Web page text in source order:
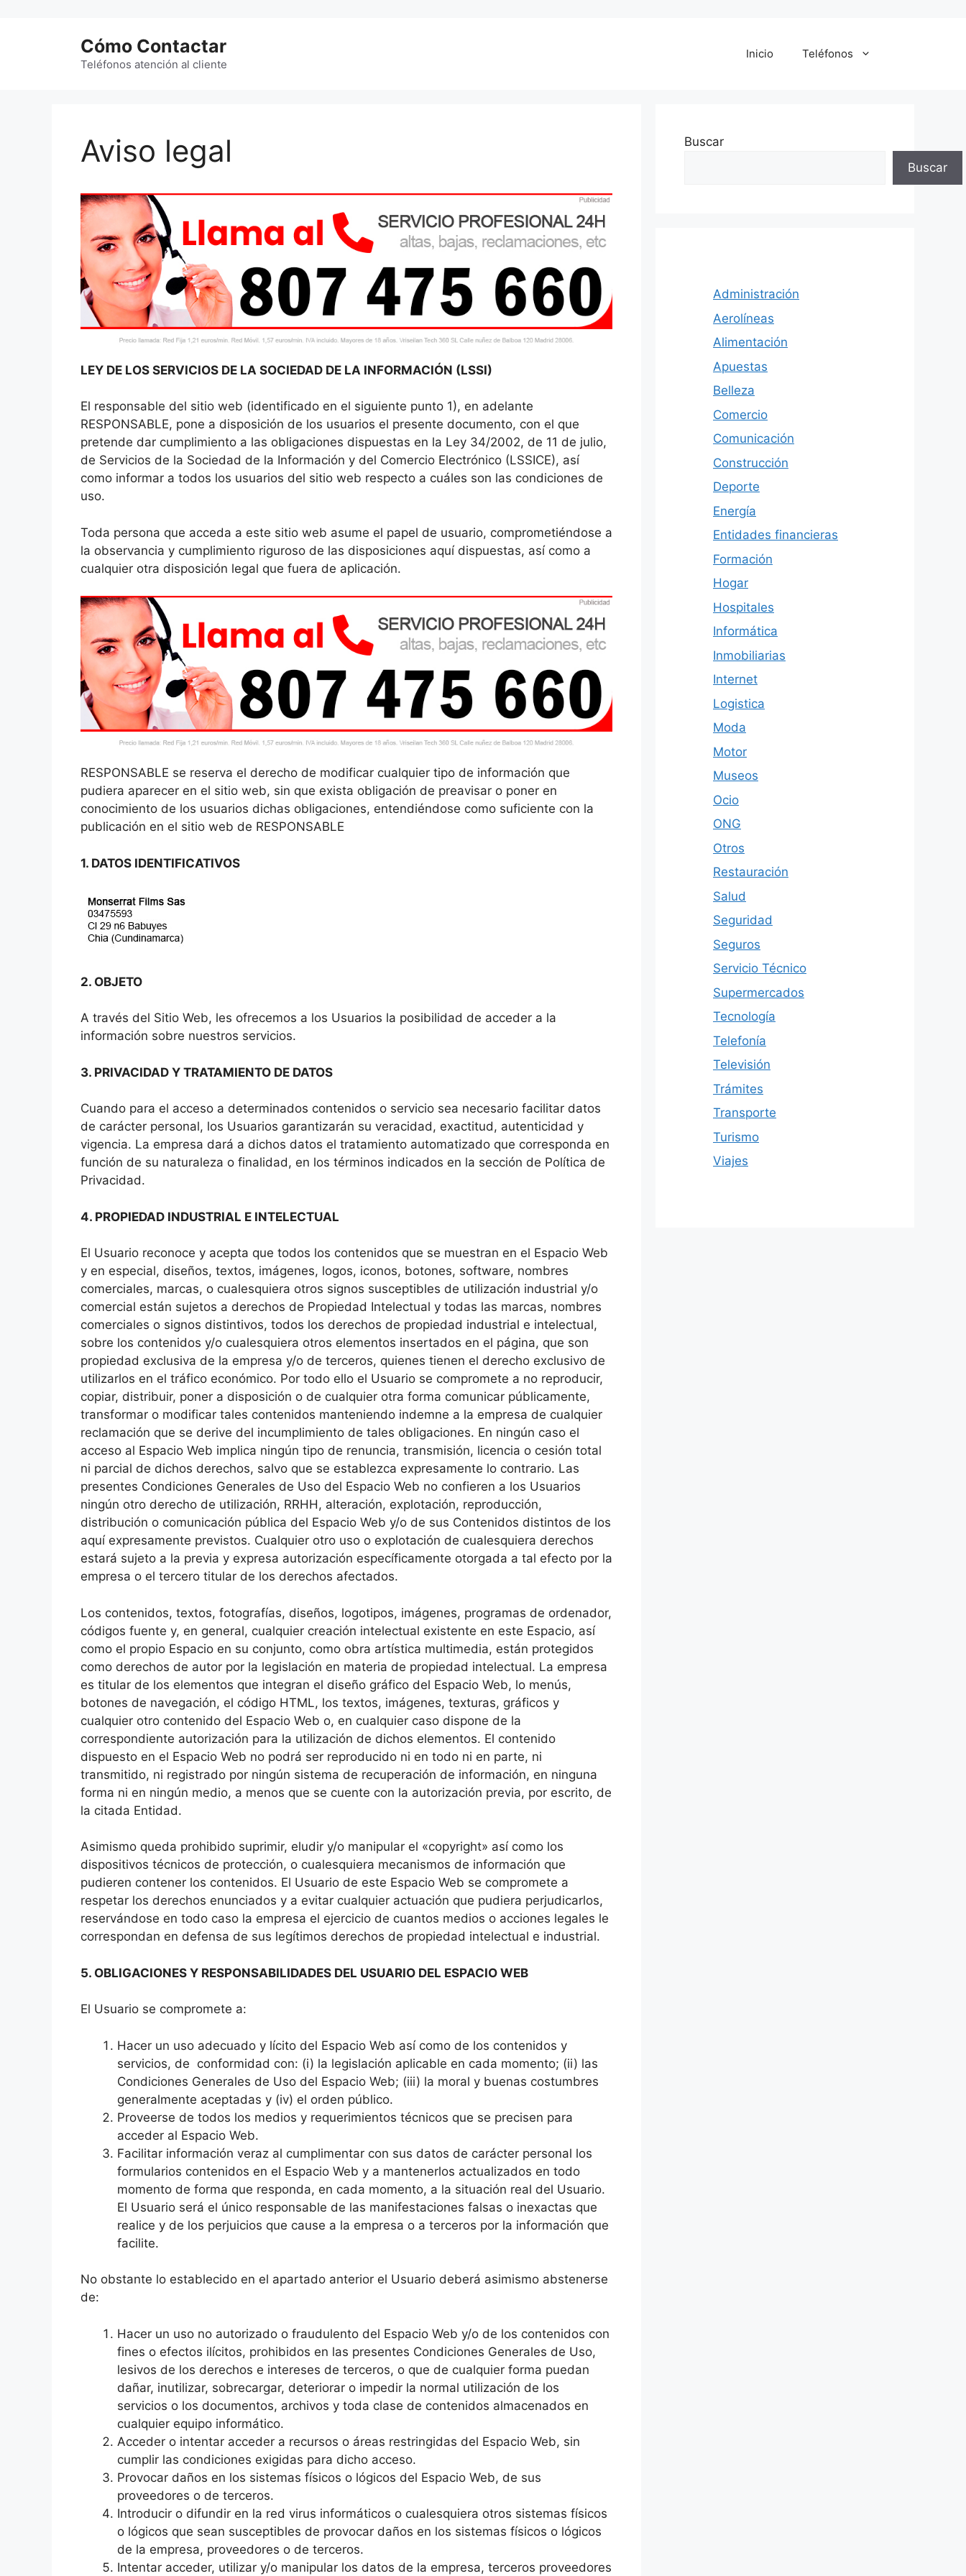
Cómo Contactar
Teléfonos atención al cliente
Inicio Teléfonos
Aviso legal
LEY DE LOS SERVICIOS DE LA SOCIEDAD DE LA INFORMACIÓN (LSSI)
El responsable del sitio web (identificado en el siguiente punto 1), en adelante
RESPONSABLE, pone a disposición de los usuarios el presente documento, con el que
pretende dar cumplimiento a las obligaciones dispuestas en la Ley 34/2002, de 11 de julio,
de Servicios de la Sociedad de la Información y del Comercio Electrónico (LSSICE), así
como informar a todos los usuarios del sitio web respecto a cuáles son las condiciones de
uso.
Toda persona que acceda a este sitio web asume el papel de usuario, comprometiéndose a
la observancia y cumplimiento riguroso de las disposiciones aquí dispuestas, así como a
cualquier otra disposición legal que fuera de aplicación.
RESPONSABLE se reserva el derecho de modificar cualquier tipo de información que
pudiera aparecer en el sitio web, sin que exista obligación de preavisar o poner en
conocimiento de los usuarios dichas obligaciones, entendiéndose como suficiente con la
publicación en el sitio web de RESPONSABLE
1. DATOS IDENTIFICATIVOS
2. OBJETO
A través del Sitio Web, les ofrecemos a los Usuarios la posibilidad de acceder a la
información sobre nuestros servicios.
3. PRIVACIDAD Y TRATAMIENTO DE DATOS
Cuando para el acceso a determinados contenidos o servicio sea necesario facilitar datos
de carácter personal, los Usuarios garantizarán su veracidad, exactitud, autenticidad y
vigencia. La empresa dará a dichos datos el tratamiento automatizado que corresponda en
función de su naturaleza o finalidad, en los términos indicados en la sección de Política de
Privacidad.
4. PROPIEDAD INDUSTRIAL E INTELECTUAL
El Usuario reconoce y acepta que todos los contenidos que se muestran en el Espacio Web
y en especial, diseños, textos, imágenes, logos, iconos, botones, software, nombres
comerciales, marcas, o cualesquiera otros signos susceptibles de utilización industrial y/o
comercial están sujetos a derechos de Propiedad Intelectual y todas las marcas, nombres
comerciales o signos distintivos, todos los derechos de propiedad industrial e intelectual,
sobre los contenidos y/o cualesquiera otros elementos insertados en el página, que son
propiedad exclusiva de la empresa y/o de terceros, quienes tienen el derecho exclusivo de
utilizarlos en el tráfico económico. Por todo ello el Usuario se compromete a no reproducir,
copiar, distribuir, poner a disposición o de cualquier otra forma comunicar públicamente,
transformar o modificar tales contenidos manteniendo indemne a la empresa de cualquier
reclamación que se derive del incumplimiento de tales obligaciones. En ningún caso el
acceso al Espacio Web implica ningún tipo de renuncia, transmisión, licencia o cesión total
ni parcial de dichos derechos, salvo que se establezca expresamente lo contrario. Las
presentes Condiciones Generales de Uso del Espacio Web no confieren a los Usuarios
ningún otro derecho de utilización, RRHH, alteración, explotación, reproducción,
distribución o comunicación pública del Espacio Web y/o de sus Contenidos distintos de los
aquí expresamente previstos. Cualquier otro uso o explotación de cualesquiera derechos
estará sujeto a la previa y expresa autorización específicamente otorgada a tal efecto por la
empresa o el tercero titular de los derechos afectados.
Los contenidos, textos, fotografías, diseños, logotipos, imágenes, programas de ordenador,
códigos fuente y, en general, cualquier creación intelectual existente en este Espacio, así
como el propio Espacio en su conjunto, como obra artística multimedia, están protegidos
como derechos de autor por la legislación en materia de propiedad intelectual. La empresa
es titular de los elementos que integran el diseño gráfico del Espacio Web, lo menús,
botones de navegación, el código HTML, los textos, imágenes, texturas, gráficos y
cualquier otro contenido del Espacio Web o, en cualquier caso dispone de la
correspondiente autorización para la utilización de dichos elementos. El contenido
dispuesto en el Espacio Web no podrá ser reproducido ni en todo ni en parte, ni
transmitido, ni registrado por ningún sistema de recuperación de información, en ninguna
forma ni en ningún medio, a menos que se cuente con la autorización previa, por escrito, de
la citada Entidad.
Asimismo queda prohibido suprimir, eludir y/o manipular el «copyright» así como los
dispositivos técnicos de protección, o cualesquiera mecanismos de información que
pudieren contener los contenidos. El Usuario de este Espacio Web se compromete a
respetar los derechos enunciados y a evitar cualquier actuación que pudiera perjudicarlos,
reservándose en todo caso la empresa el ejercicio de cuantos medios o acciones legales le
correspondan en defensa de sus legítimos derechos de propiedad intelectual e industrial.
5. OBLIGACIONES Y RESPONSABILIDADES DEL USUARIO DEL ESPACIO WEB
El Usuario se compromete a:
Hacer un uso adecuado y lícito del Espacio Web así como de los contenidos y
servicios, de conformidad con: (i) la legislación aplicable en cada momento; (ii) las
Condiciones Generales de Uso del Espacio Web; (iii) la moral y buenas costumbres
generalmente aceptadas y (iv) el orden público.
Proveerse de todos los medios y requerimientos técnicos que se precisen para
acceder al Espacio Web.
Facilitar información veraz al cumplimentar con sus datos de carácter personal los
formularios contenidos en el Espacio Web y a mantenerlos actualizados en todo
momento de forma que responda, en cada momento, a la situación real del Usuario.
El Usuario será el único responsable de las manifestaciones falsas o inexactas que
realice y de los perjuicios que cause a la empresa o a terceros por la información que
facilite.
No obstante lo establecido en el apartado anterior el Usuario deberá asimismo abstenerse
de:
Hacer un uso no autorizado o fraudulento del Espacio Web y/o de los contenidos con
fines o efectos ilícitos, prohibidos en las presentes Condiciones Generales de Uso,
lesivos de los derechos e intereses de terceros, o que de cualquier forma puedan
dañar, inutilizar, sobrecargar, deteriorar o impedir la normal utilización de los
servicios o los documentos, archivos y toda clase de contenidos almacenados en
cualquier equipo informático.
Acceder o intentar acceder a recursos o áreas restringidas del Espacio Web, sin
cumplir las condiciones exigidas para dicho acceso.
Provocar daños en los sistemas físicos o lógicos del Espacio Web, de sus
proveedores o de terceros.
Introducir o difundir en la red virus informáticos o cualesquiera otros sistemas físicos
o lógicos que sean susceptibles de provocar daños en los sistemas físicos o lógicos
de la empresa, proveedores o de terceros.
Intentar acceder, utilizar y/o manipular los datos de la empresa, terceros proveedores
Buscar
Buscar
Administración
Aerolíneas
Alimentación
Apuestas
Belleza
Comercio
Comunicación
Construcción
Deporte
Energía
Entidades financieras
Formación
Hogar
Hospitales
Informática
Inmobiliarias
Internet
Logistica
Moda
Motor
Museos
Ocio
ONG
Otros
Restauración
Salud
Seguridad
Seguros
Servicio Técnico
Supermercados
Tecnología
Telefonía
Televisión
Trámites
Transporte
Turismo
Viajes